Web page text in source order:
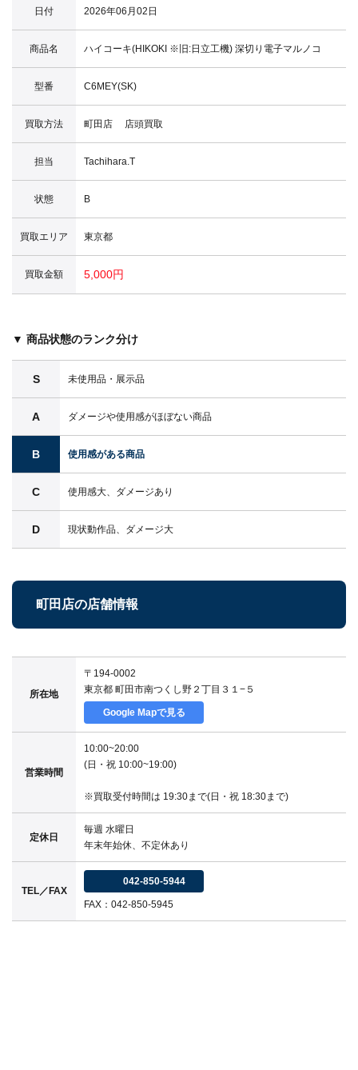
日付 2026年06月02日
商品名 ハイコーキ(HIKOKI ※旧:日立工機) 深切り電子マルノコ
型番 C6MEY(SK)
買取方法 町田店 店頭買取
担当 Tachihara.T
状態 B
買取エリア 東京都
買取金額 5,000円
▼ 商品状態のランク分け
S 未使用品・展示品
A ダメージや使用感がほぼない商品
B 使用感がある商品
C 使用感大、ダメージあり
D 現状動作品、ダメージ大
町田店の店舗情報
所在地
〒194-0002
東京都 町田市南つくし野２丁目３１−５
Google Mapで見る
営業時間
10:00~20:00
(日・祝 10:00~19:00)
※買取受付時間は 19:30まで(日・祝 18:30まで)
定休日
毎週 水曜日
年末年始休、不定休あり
TEL／FAX
042-850-5944
FAX：042-850-5945